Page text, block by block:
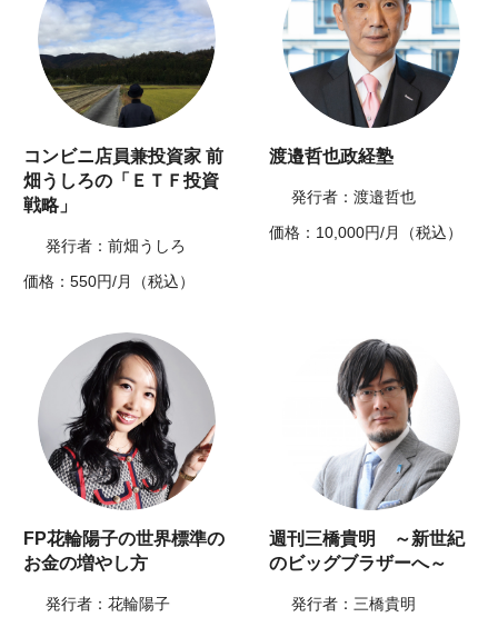
コンビニ店員兼投資家 前
畑うしろの「ＥＴＦ投資
戦略」
発行者：前畑うしろ
価格：550円/月（税込）
渡邉哲也政経塾
発行者：渡邉哲也
価格：10,000円/月（税込）
FP花輪陽子の世界標準の
お金の増やし方
発行者：花輪陽子
週刊三橋貴明 ～新世紀
のビッグブラザーへ～
発行者：三橋貴明